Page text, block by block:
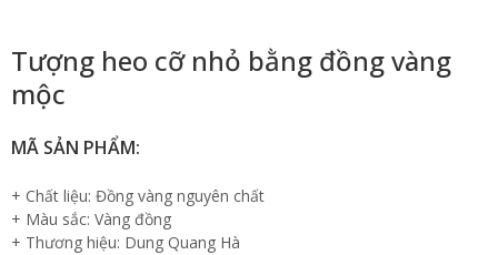
Tượng heo cỡ nhỏ bằng đồng vàng
mộc
MÃ SẢN PHẨM:
+ Chất liệu: Đồng vàng nguyên chất
+ Màu sắc: Vàng đồng
+ Thương hiệu: Dung Quang Hà